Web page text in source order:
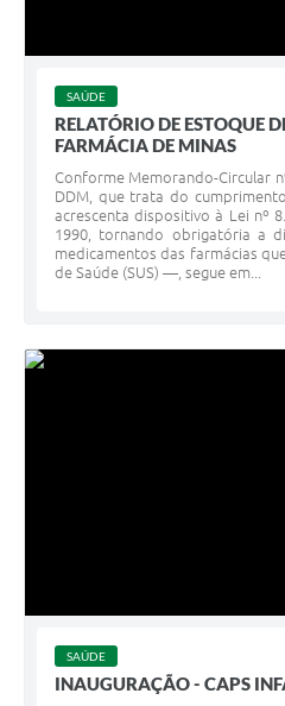
SAÚDE
RELATÓRIO DE ESTOQUE
FARMÁCIA DE MINAS
Conforme Memorando-Circular
DDM, que trata do
acrescenta dispositivo à Lei nº
1990, tornando obrigatória a
medicamentos das farmácias
de Saúde (SUS) —, segue em...
SAÚDE
INAUGURAÇÃO - CAPS